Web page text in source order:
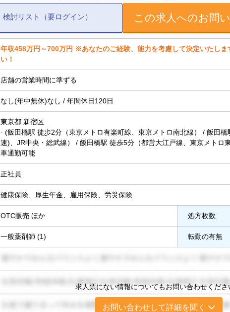
検討リスト（要ログイン） この求人へのお問
年収458万円～700万円 ※あなたのご経験、能力を考慮して決定いたしま
い！
店舗の営業時間に準ずる
なし(年中無休)なし / 年間休日120日
東京都 新宿区
- (飯田橋駅 徒歩2分（東京メトロ有楽町線、東京メトロ南北線） / 飯田
速)、JR中央・総武線） / 飯田橋駅 徒歩5分（都営大江戸線、東京メトロ
車通勤可能
正社員
健康保険、厚生年金、雇用保険、労災保険
OTC販売 ほか 処方枚数
一般薬剤師 (1) 転勤の有無
求人票にない情報についてもお問い合わせくださ
お問い合わせして詳細を聞く